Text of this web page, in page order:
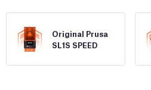
Original Prusa
SL1S SPEED